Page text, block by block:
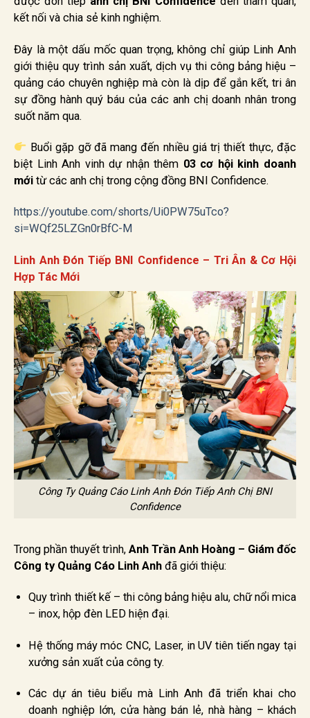
kết nối và chia sẻ kinh nghiệm.
Đây là một dấu mốc quan trọng, không chỉ giúp Linh Anh
giới thiệu quy trình sản xuất, dịch vụ thi công bảng hiệu –
quảng cáo chuyên nghiệp mà còn là dịp để gắn kết, tri ân
sự đồng hành quý báu của các anh chị doanh nhân trong
suốt năm qua.
Buổi gặp gỡ đã mang đến nhiều giá trị thiết thực, đặc
biệt Linh Anh vinh dự nhận thêm 03 cơ hội kinh doanh
mới từ các anh chị trong cộng đồng BNI Confidence.
https://youtube.com/shorts/Ui0PW75uTco?
si=WQf25LZGn0rBfC-M
Linh Anh Đón Tiếp BNI Confidence – Tri Ân & Cơ Hội
Hợp Tác Mới
Công Ty Quảng Cáo Linh Anh Đón Tiếp Anh Chị BNI
Confidence
Trong phần thuyết trình, Anh Trần Anh Hoàng – Giám đốc
Công ty Quảng Cáo Linh Anh đã giới thiệu:
Quy trình thiết kế – thi công bảng hiệu alu, chữ nổi mica
– inox, hộp đèn LED hiện đại.
Hệ thống máy móc CNC, Laser, in UV tiên tiến ngay tại
xưởng sản xuất của công ty.
Các dự án tiêu biểu mà Linh Anh đã triển khai cho
doanh nghiệp lớn, cửa hàng bán lẻ, nhà hàng – khách